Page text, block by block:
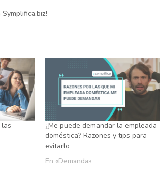
¿Me puede demandar la empleada
doméstica? Razones y tips para
evitarlo
En «Demanda»